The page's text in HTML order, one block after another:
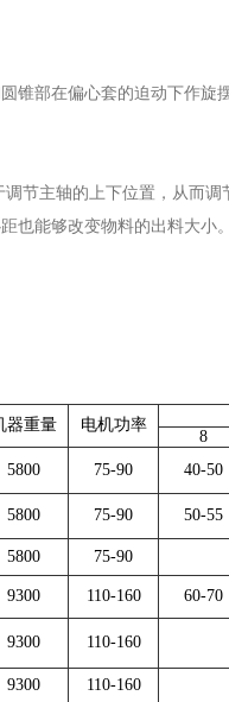
锥部在偏心套的迫动下作
节主轴的上下位置，从而
也能够改变物料的出料大小。
器重量 电机功率
8
5800 75-90 40-50
5800 75-90 50-55
5800 75-90
9300 110-160 60-70
9300 110-160
9300 110-160